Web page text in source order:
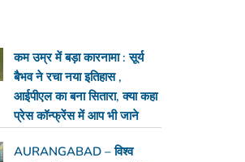
कम उम्र में बड़ा कारनामा : सूर्य
बैभव ने रचा नया इतिहास ,
आईपीएल का बना सितारा, क्या कहा
प्रेस कॉन्फ्रेंस में आप भी जाने
AURANGABAD – विश्व